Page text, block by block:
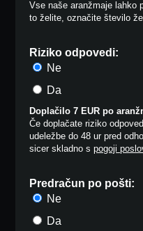
Vse naše aranžmaje lahko
to želite, označite število
Riziko odpovedi:
Ne
Da
Doplačilo 7 EUR po
Če doplačate riziko
udeležbe do 48 ur pred
sicer skladno spogoji
Predračun po pošti:
Ne
Da